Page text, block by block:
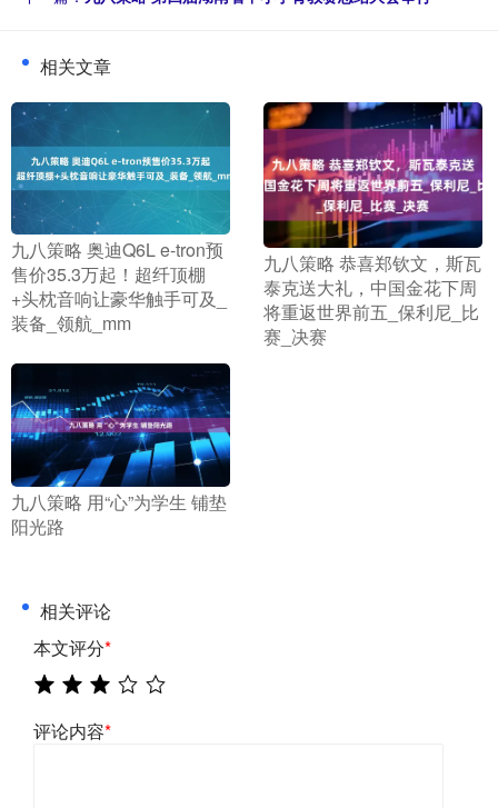
相关文章
​九八策略 奥迪Q6L e-tron预
售价35.3万起！超纤顶棚
+头枕音响让豪华触手可及_
装备_领航_mm
​九八策略 恭喜郑钦文，斯瓦
泰克送大礼，中国金花下周
将重返世界前五_保利尼_比
赛_决赛
​九八策略 用“心”为学生 铺垫
阳光路
相关评论
本文评分*
评论内容*